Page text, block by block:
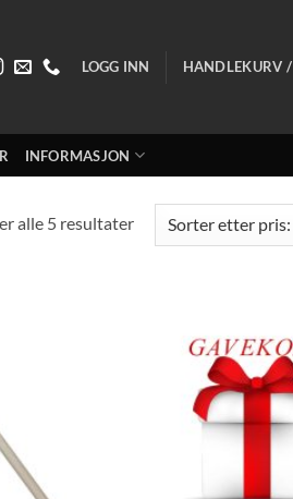
LOGG INN HANDLEKURV /
INFORMASJON
alle 5 resultaterSortet
etter